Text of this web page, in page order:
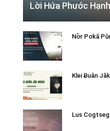
Lời Hứa Phước
Nơ̆r Pơkă
Klei Ƀuăn
Lus